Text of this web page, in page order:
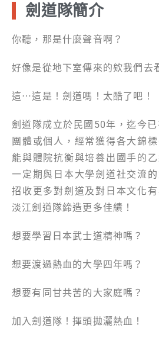
劍道隊簡介
你聽，那是什麼聲音啊？
好像是從地下室傳來的欸我們去
這⋯這是！劍道嗎！太酷了吧！
劍道隊成立於民國50年，迄今
團體或個人，經常獲得各大錦
能與體院抗衡與培養出國手的
一定期與日本大學劍道社交流
招收更多對劍道及對日本文化
淡江劍道隊締造更多佳績！
想要學習日本武士道精神嗎？
想要渡過熱血的大學四年嗎？
想要有同甘共苦的大家庭嗎？
加入劍道隊！揮頭拋灑熱血！